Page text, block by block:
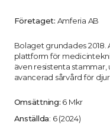
Företaget: Amferia AB
Bolaget grundades
plattform för
även resistenta
avancerad sårvård för
Omsättning: 6 Mkr
Anställda: 6 (2024)